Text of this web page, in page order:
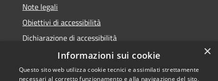
Note legali
Obiettivi di accessibilità
Dichiarazione di accessibilità
Open Data
×
Informazioni sui cookie
Questo sito web utilizza cookie tecnici e assimilati strettamente
necessari al corretto funzionamento e alla navigazione del sito,